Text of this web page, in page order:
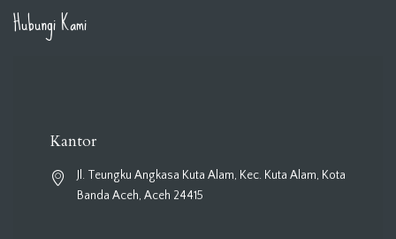
Hubungi Kami
Kantor
Jl. Teungku Angkasa Kuta Alam, Kec. Kuta Alam, Kota
Banda Aceh, Aceh 24415